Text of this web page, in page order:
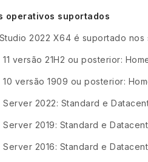
operativos suportados
2022 X64 é suportado
versão 21H2 ou posterior:
10 versão 1909 ou posterior:
Server 2022: Standard e
2019: Standard e
2016: Standard e